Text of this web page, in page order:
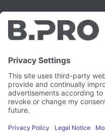
Aviso legal
Protección de datos
Referencias legales
Informe de vulnerabilidad
Empleo
Prensa
Boletín de noticias